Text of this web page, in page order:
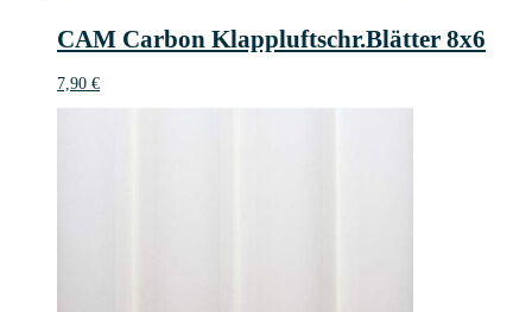
CAM Carbon Klappluftschr.Blätter 8x6
7,90 €